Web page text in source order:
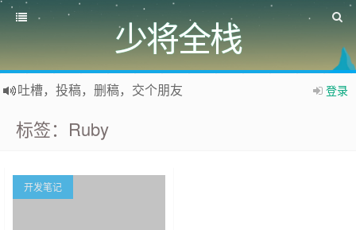
少将全栈
登录
吐槽，投稿，删稿，交个朋友
标签：Ruby
开发笔记